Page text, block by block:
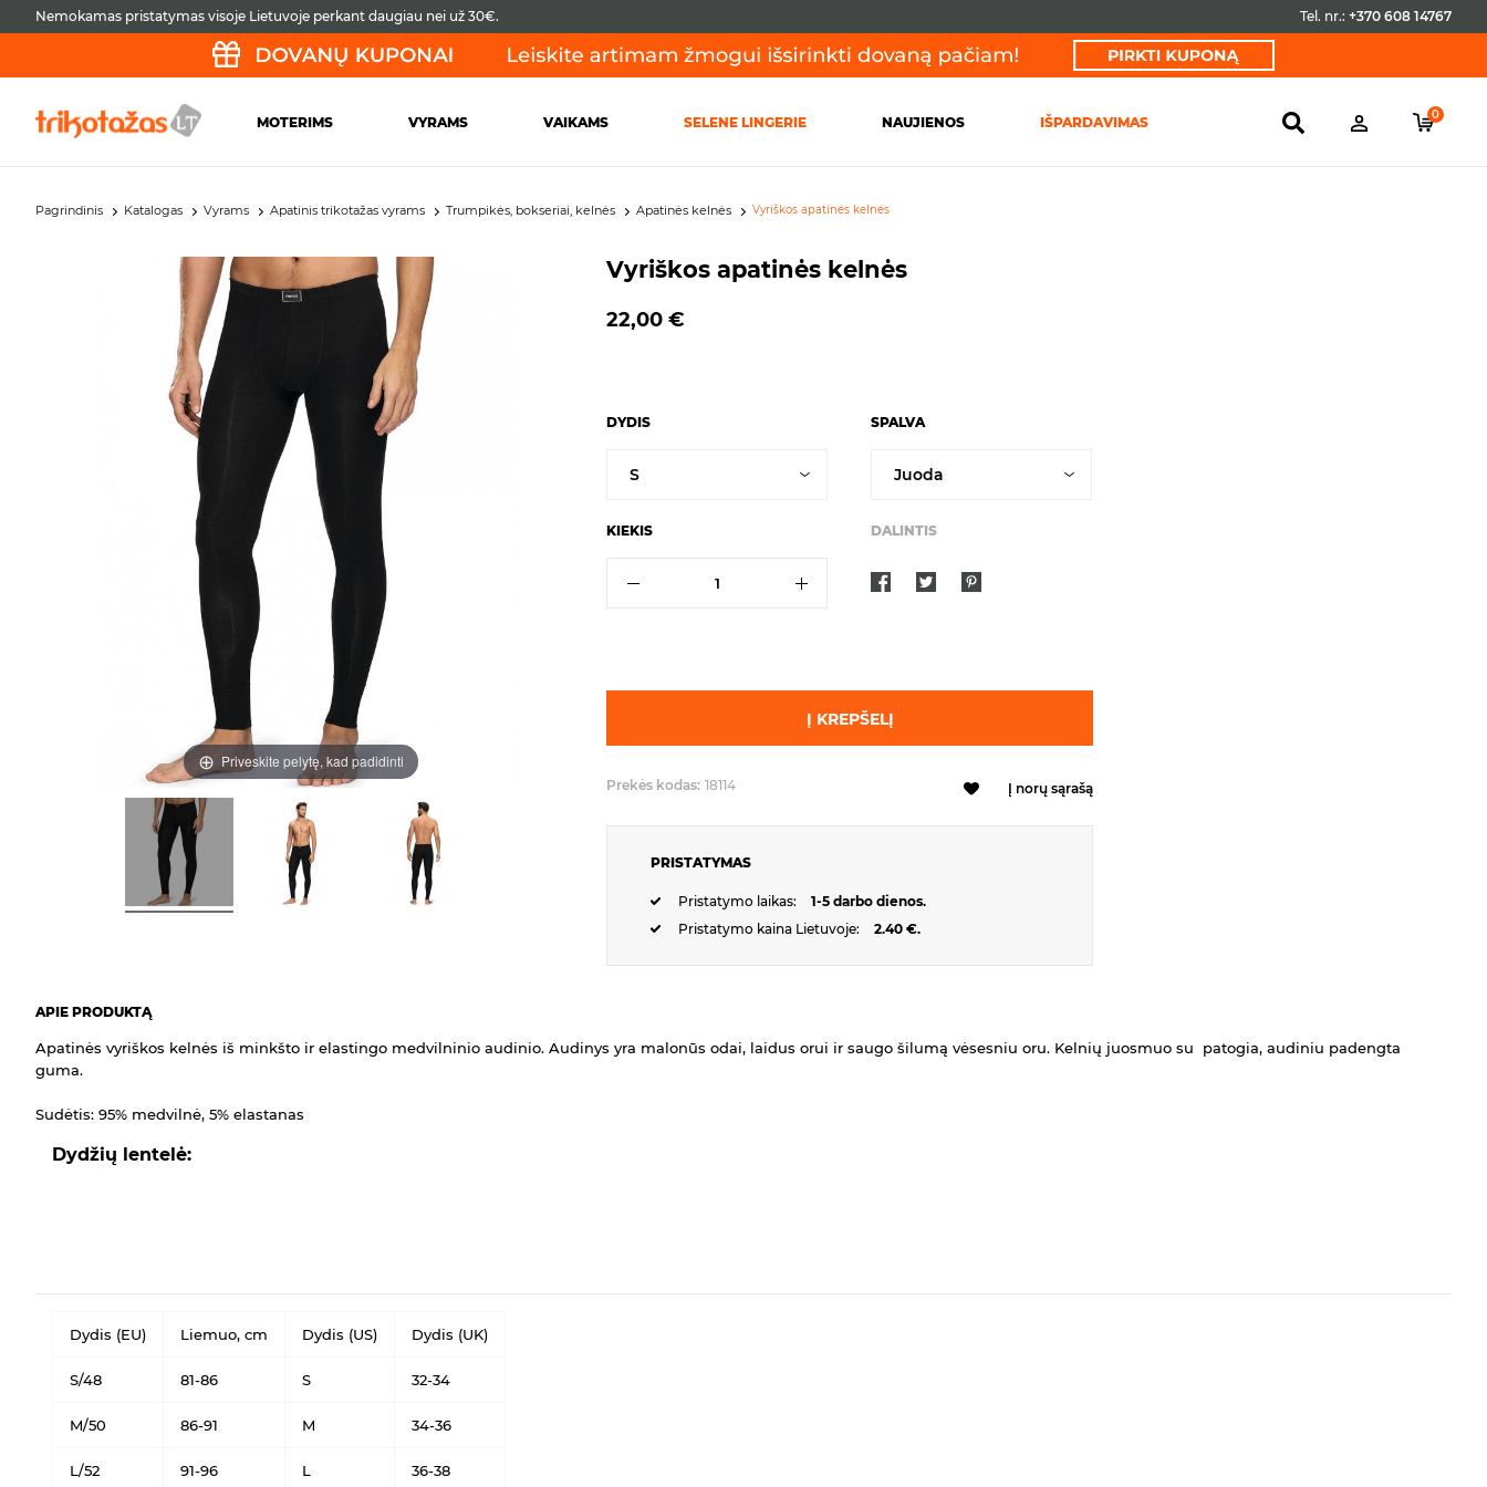
Nemokamas pristatymas visoje Lietuvoje perkant daugiau nei už 30€. Tel. nr.: +370 608 14767
MOTERIMS VYRAMS VAIKAMS SELENE LINGERIE NAUJIENOS IŠPARDAVIMAS 0
Pagrindinis Katalogas Vyrams Apatinis trikotažas vyrams Trumpikės, bokseriai, kelnės Apatinės kelnės Vyriškos apatinės kelnės
Priveskite pelytę, kad padidinti
Vyriškos apatinės kelnės
22,00 €
DYDIS SPALVA
KIEKIS DALINTIS
Į KREPŠELĮ
Prekės kodas: 18114 Į norų sąrašą
PRISTATYMAS
Pristatymo laikas:
1-5 darbo dienos.
Pristatymo kaina Lietuvoje:
2.40 €.
APIE PRODUKTĄ
Apatinės vyriškos kelnės iš minkšto ir elastingo medvilninio audinio. Audinys yra malonūs odai, laidus orui ir saugo šilumą vėsesniu oru. Kelnių juosmuo su patogia, audiniu padengta
guma.
Sudėtis: 95% medvilnė, 5% elastanas
Dydžių lentelė:
Dydis (EU) Liemuo, cm Dydis (US) Dydis (UK)
S/48 81-86 S 32-34
M/50 86-91 M 34-36
L/52 91-96 L 36-38